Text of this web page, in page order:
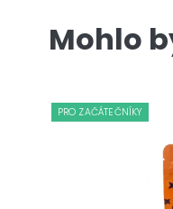
Mohlo
PRO ZAČÁTEČNÍKY